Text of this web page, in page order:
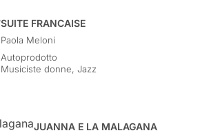
SUITE FRANCAISE
Paola Meloni
Autoprodotto
Musiciste donne,Jazz
JUANNA E LA MALAGANA